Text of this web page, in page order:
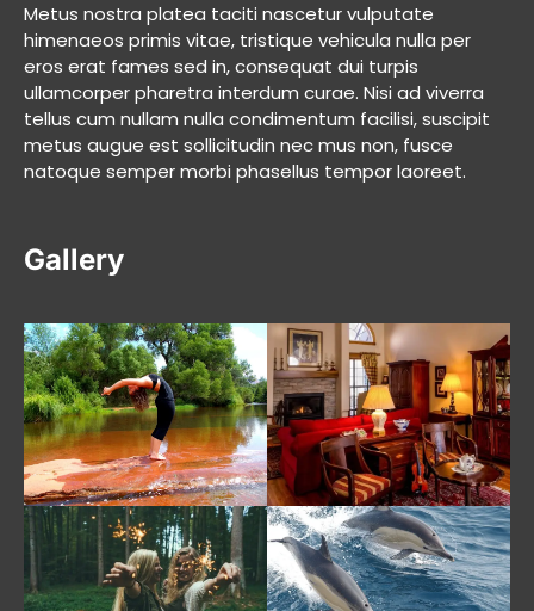
Metus nostra platea taciti nascetur vulputate
himenaeos primis vitae, tristique vehicula nulla per
eros erat fames sed in, consequat dui turpis
ullamcorper pharetra interdum curae. Nisi ad viverra
tellus cum nullam nulla condimentum facilisi, suscipit
metus augue est sollicitudin nec mus non, fusce
natoque semper morbi phasellus tempor laoreet.
Gallery